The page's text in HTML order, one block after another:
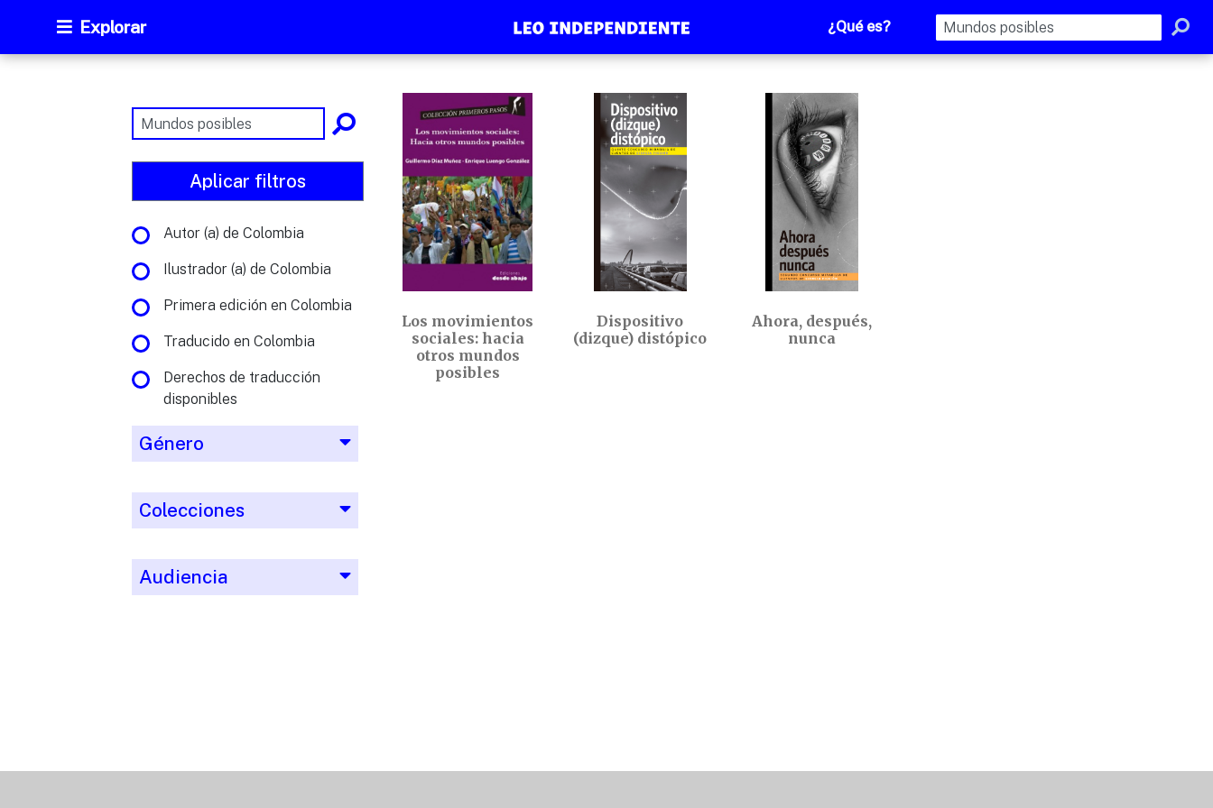
Explorar ¿Qué es?
Aplicar filtros
Autor (a) de Colombia
Ilustrador (a) de Colombia
Primera edición en Colombia
Traducido en Colombia
Derechos de traducción
disponibles
Género
Colecciones
Audiencia
Los movimientos
sociales: hacia
otros mundos
posibles
Dispositivo
(dizque) distópico
Ahora, después,
nunca